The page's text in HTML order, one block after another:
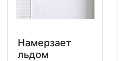
Намерзает
льдом